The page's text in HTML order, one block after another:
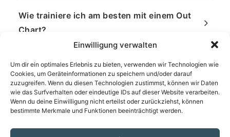
Einwilligung verwalten
Um dir ein optimales Erlebnis zu bieten, verwenden wir Technologien wie
Cookies, um Geräteinformationen zu speichern und/oder darauf
zuzugreifen. Wenn du diesen Technologien zustimmst, können wir Daten
wie das Surfverhalten oder eindeutige IDs auf dieser Website verarbeiten.
Wenn du deine Einwilligung nicht erteilst oder zurückziehst, können
bestimmte Merkmale und Funktionen beeinträchtigt werden.
Wie trainiere ich am besten mit einem Out
Chart?